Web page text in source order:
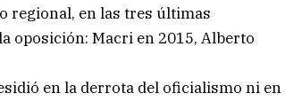
regional, en las tres últimas
oposición: Macri en 2015, Alberto
en la derrota del oficialismo ni en